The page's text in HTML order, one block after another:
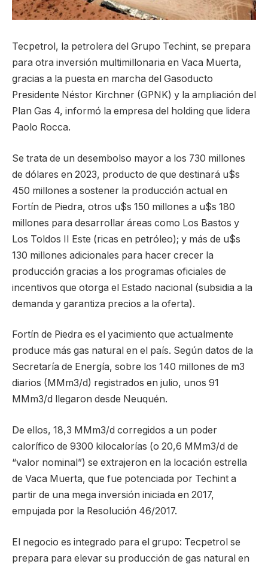
Tecpetrol, la petrolera del Grupo Techint, se prepara
para otra inversión multimillonaria en Vaca Muerta,
gracias a la puesta en marcha del Gasoducto
Presidente Néstor Kirchner (GPNK) y la ampliación del
Plan Gas 4, informó la empresa del holding que lidera
Paolo Rocca.
Se trata de un desembolso mayor a los 730 millones
de dólares en 2023, producto de que destinará u$s
450 millones a sostener la producción actual en
Fortín de Piedra, otros u$s 150 millones a u$s 180
millones para desarrollar áreas como Los Bastos y
Los Toldos II Este (ricas en petróleo); y más de u$s
130 millones adicionales para hacer crecer la
producción gracias a los programas oficiales de
incentivos que otorga el Estado nacional (subsidia a la
demanda y garantiza precios a la oferta).
Fortín de Piedra es el yacimiento que actualmente
produce más gas natural en el país. Según datos de la
Secretaría de Energía, sobre los 140 millones de m3
diarios (MMm3/d) registrados en julio, unos 91
MMm3/d llegaron desde Neuquén.
De ellos, 18,3 MMm3/d corregidos a un poder
calorífico de 9300 kilocalorías (o 20,6 MMm3/d de
“valor nominal”) se extrajeron en la locación estrella
de Vaca Muerta, que fue potenciada por Techint a
partir de una mega inversión iniciada en 2017,
empujada por la Resolución 46/2017.
El negocio es integrado para el grupo: Tecpetrol se
prepara para elevar su producción de gas natural en